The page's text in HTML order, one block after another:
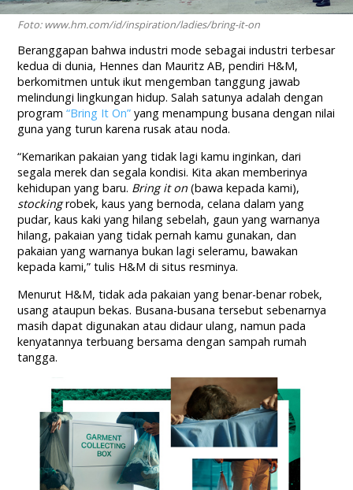
Foto: www.hm.com/id/inspiration/ladies/bring-it-on
Beranggapan bahwa industri mode sebagai industri terbesar
kedua di dunia, Hennes dan Mauritz AB, pendiri H&M,
berkomitmen untuk ikut mengemban tanggung jawab
melindungi lingkungan hidup. Salah satunya adalah dengan
program“Bring It On” yang menampung busana dengan nilai
guna yang turun karena rusak atau noda.
“Kemarikan pakaian yang tidak lagi kamu inginkan, dari
segala merek dan segala kondisi. Kita akan memberinya
kehidupan yang baru. Bring it on (bawa kepada kami),
stockingrobek, kaus yang bernoda, celana dalam yang
pudar, kaus kaki yang hilang sebelah, gaun yang warnanya
hilang, pakaian yang tidak pernah kamu gunakan, dan
pakaian yang warnanya bukan lagi seleramu, bawakan
kepada kami,” tulis H&M di situs resminya.
Menurut H&M, tidak ada pakaian yang benar-benar robek,
usang ataupun bekas. Busana-busana tersebut sebenarnya
masih dapat digunakan atau didaur ulang, namun pada
kenyatannya terbuang bersama dengan sampah rumah
tangga.